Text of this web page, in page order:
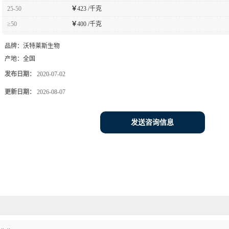
25-50 ￥423 /千克
≥50 ￥400 /千克
品牌： 沃特莱斯生物
产地： 全国
发布日期： 2020-07-02
更新日期： 2026-08-07
发送咨询信息